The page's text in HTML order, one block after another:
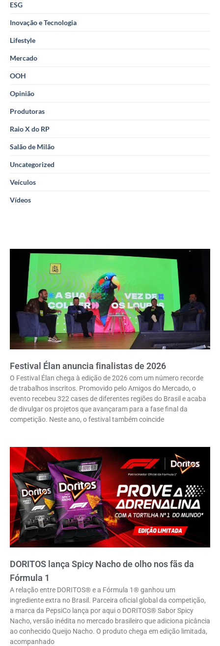
ESG
Inovação e Tecnologia
Lifestyle
Mercado
OOH
Opinião
Produtoras
Raio X do RP
Salão de Milão
Uncategorized
Veículos
Vídeos
Festival Élan anuncia finalistas de 2026
O Festival Élan chega à edição de 2026 com um número recorde
de trabalhos inscritos. Promovido pelo Amigos do Mercado, o
evento recebeu 322 cases de diferentes regiões do Brasil e acaba
de divulgar os projetos que avançaram para a fase final da
competição. Neste ano, o festival também coincide
DORITOS lança Spicy Nacho de olho nos fãs da
Fórmula 1
A relação entre DORITOS® e a Fórmula 1® ganhou um
ingrediente extra no Brasil. Parceira oficial global da competição,
a marca da PepsiCo lança por aqui o DORITOS® Sabor Spicy
Nacho, versão inédita no mercado brasileiro que adiciona picância
ao conhecido Queijo Nacho. O produto chega em edição limitada,
acompanhado